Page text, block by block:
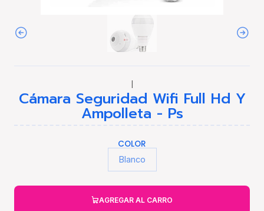
|
Cámara Seguridad Wifi Full Hd Y
Ampolleta - Ps
COLOR
Blanco
AGREGAR AL CARRO